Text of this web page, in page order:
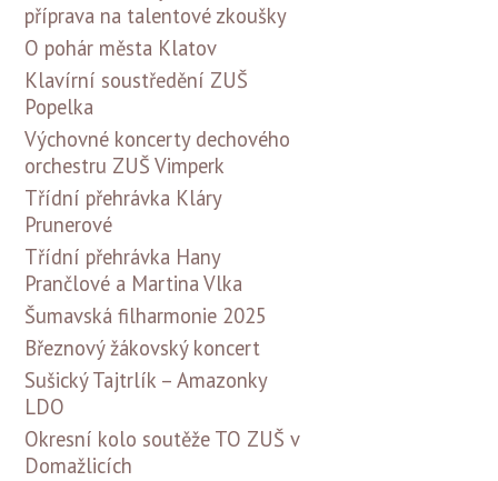
příprava na talentové zkoušky
O pohár města Klatov
Klavírní soustředění ZUŠ
Popelka
Výchovné koncerty dechového
orchestru ZUŠ Vimperk
Třídní přehrávka Kláry
Prunerové
Třídní přehrávka Hany
Prančlové a Martina Vlka
Šumavská filharmonie 2025
Březnový žákovský koncert
Sušický Tajtrlík – Amazonky
LDO
Okresní kolo soutěže TO ZUŠ v
Domažlicích